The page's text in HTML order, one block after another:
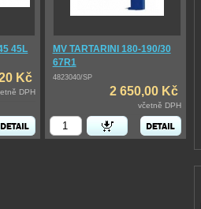
45L
Kč
DPH
MV TARTARINI 180-190/30
67R1
4823040/SP
2 650,00 Kč
včetně DPH